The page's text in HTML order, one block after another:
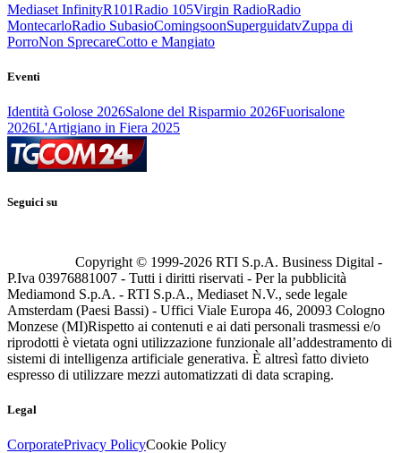
Mediaset InfinityR101Radio 105Virgin RadioRadio
MontecarloRadio SubasioComingsoonSuperguidatvZuppa di
PorroNon SprecareCotto e Mangiato
Eventi
Identità Golose 2026Salone del Risparmio 2026Fuorisalone
2026L'Artigiano in Fiera 2025
Seguici su
Copyright © 1999-2026 RTI S.p.A. Business Digital -
P.Iva 03976881007 - Tutti i diritti riservati - Per la pubblicità
Mediamond S.p.A. - RTI S.p.A., Mediaset N.V., sede legale
Amsterdam (Paesi Bassi) - Uffici Viale Europa 46, 20093 Cologno
Monzese (MI)Rispetto ai contenuti e ai dati personali trasmessi e/o
riprodotti è vietata ogni utilizzazione funzionale all’addestramento di
sistemi di intelligenza artificiale generativa. È altresì fatto divieto
espresso di utilizzare mezzi automatizzati di data scraping.
Legal
CorporatePrivacy PolicyCookie Policy